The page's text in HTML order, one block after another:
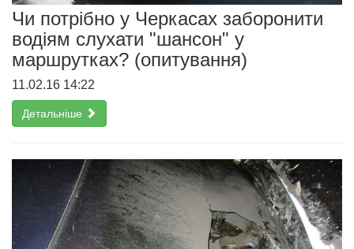
Чи потрібно у Черкасах заборонити
водіям слухати "шансон" у
маршрутках? (опитування)
11.02.16 14:22
Детальніше